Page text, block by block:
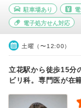
駐車場あり
電子処方せん対応
土曜（〜12:00）
立花駅から徒歩15分
ビリ科。専門医が在